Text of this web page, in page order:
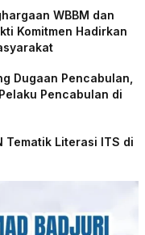
WBBM dan
Komitmen Hadirkan
Dugaan Pencabulan,
Pencabulan di
Tematik Literasi ITS di